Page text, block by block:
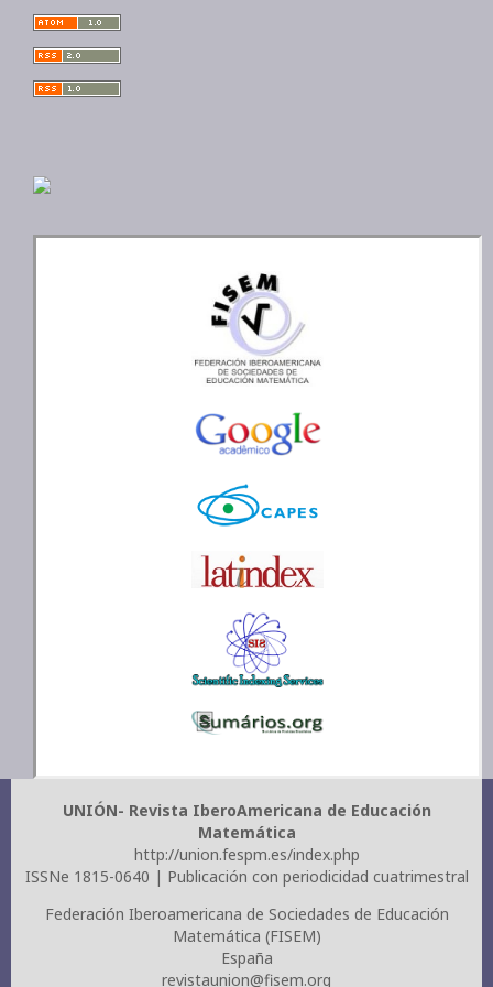
UNIÓN- Revista IberoAmericana de Educación
Matemática
http://union.fespm.es/index.php
ISSNe 1815-0640 | Publicación con periodicidad cuatrimestral
Federación Iberoamericana de Sociedades de Educación
Matemática (FISEM)
España
revistaunion@fisem.org